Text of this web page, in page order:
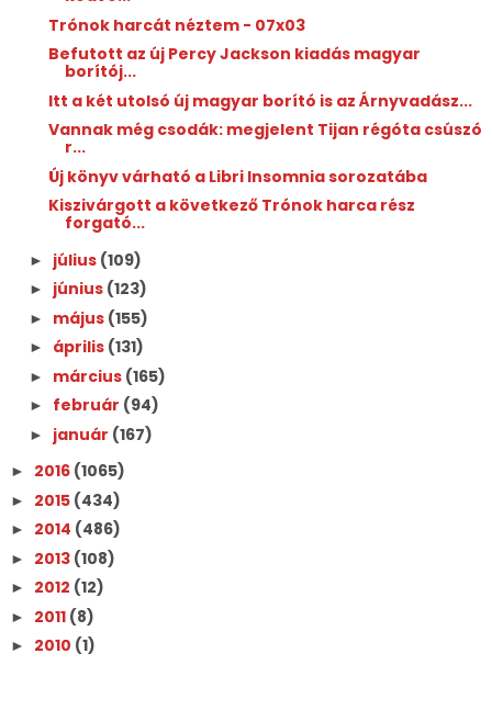
Trónok harcát néztem - 07x03
Befutott az új Percy Jackson kiadás magyar
borítój...
Itt a két utolsó új magyar borító is az Árnyvadász...
Vannak még csodák: megjelent Tijan régóta csúszó
r...
Új könyv várható a Libri Insomnia sorozatába
Kiszivárgott a következő Trónok harca rész
forgató...
► július (109)
► június (123)
► május (155)
► április (131)
► március (165)
► február (94)
► január (167)
► 2016 (1065)
► 2015 (434)
► 2014 (486)
► 2013 (108)
► 2012 (12)
► 2011 (8)
► 2010 (1)